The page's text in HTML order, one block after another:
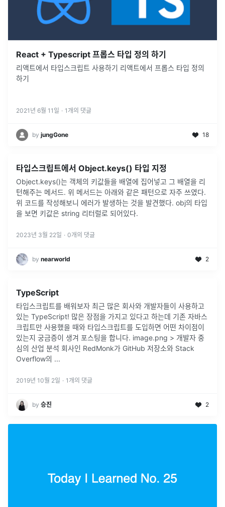
React + Typescript 프롭스 타입 정의 하기
리액트에서 타입스크립트 사용하기 리액트에서 프롭스 타입 정의
하기
2021년 6월 11일 · 1 개의 댓글
by jungGone 18
타입스크립트에서 Object.keys() 타입 지정
Object.keys()는 객체의 키값들을 배열에 집어넣고 그 배열을 리
턴해주는 메서드. 위 메서드는 아래와 같은 패턴으로 자주 쓰였다.
위 코드를 작성해보니 에러가 발생하는 것을 발견했다. obj의 타입
을 보면 키값은 string 리터럴로 되어있다.
2023년 3월 22일 · 0개의 댓글
by nearworld 2
TypeScript
타입스크립트를 배워보자 최근 많은 회사와 개발자들이 사용하고
있는 TypeScript! 많은 장점을 가지고 있다고 하는데 기존 자바스
크립트만 사용했을 때와 타입스크립트를 도입하면 어떤 차이점이
있는지 궁금증이 생겨 포스팅을 합니다. image.png > 개발자 중
심의 산업 분석 회사인 RedMonk가 GitHub 저장소와 Stack
Overflow의 ...
2019년 10월 2일 · 1 개의 댓글
by 승진 2